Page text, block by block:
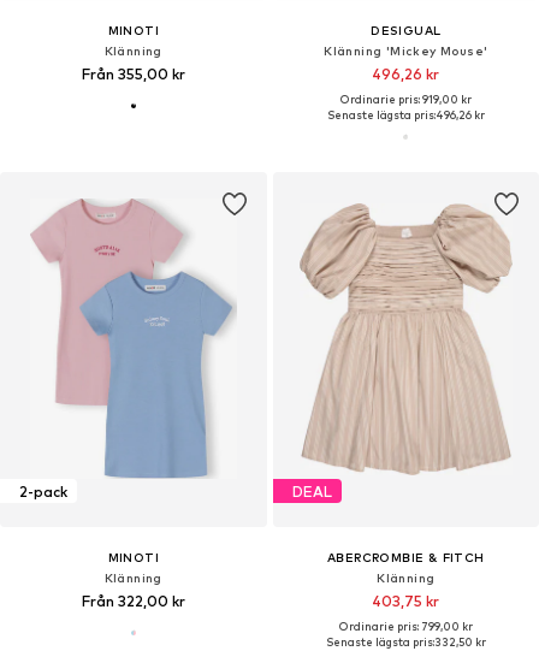
MINOTI
Klänning
Från 355,00 kr
DESIGUAL
Klänning 'Mickey Mouse'
496,26 kr
Ordinarie pris: 919,00 kr
Senaste lägsta pris:496,26 kr
2-pack
MINOTI
Klänning
Från 322,00 kr
DEAL
ABERCROMBIE & FITCH
Klänning
403,75 kr
Ordinarie pris: 799,00 kr
Senaste lägsta pris:332,50 kr